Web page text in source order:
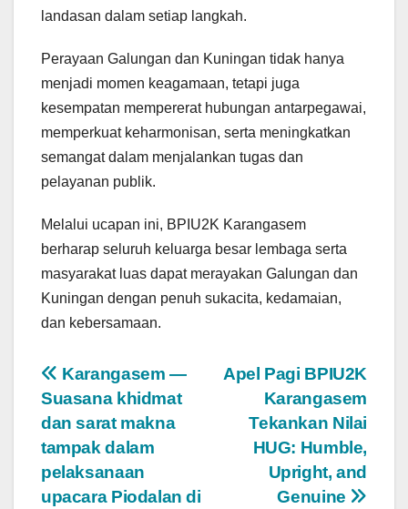
landasan dalam setiap langkah.
Perayaan Galungan dan Kuningan tidak hanya
menjadi momen keagamaan, tetapi juga
kesempatan mempererat hubungan antarpegawai,
memperkuat keharmonisan, serta meningkatkan
semangat dalam menjalankan tugas dan
pelayanan publik.
Melalui ucapan ini, BPIU2K Karangasem
berharap seluruh keluarga besar lembaga serta
masyarakat luas dapat merayakan Galungan dan
Kuningan dengan penuh sukacita, kedamaian,
dan kebersamaan.
Post
navigation
Apel Pagi BPIU2K
Karangasem
Tekankan Nilai
HUG: Humble,
Upright, and
Genuine
Karangasem —
Suasana khidmat
dan sarat makna
tampak dalam
pelaksanaan
upacara Piodalan di